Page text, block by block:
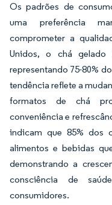
Os padrões de
uma preferência
comprometer a
Unidos, o chá gelado
representando 75-80%
tendência reflete a
formatos de chá
conveniência e
indicam que 85% dos
alimentos e bebidas
demonstrando a
consciência de
consumidores.